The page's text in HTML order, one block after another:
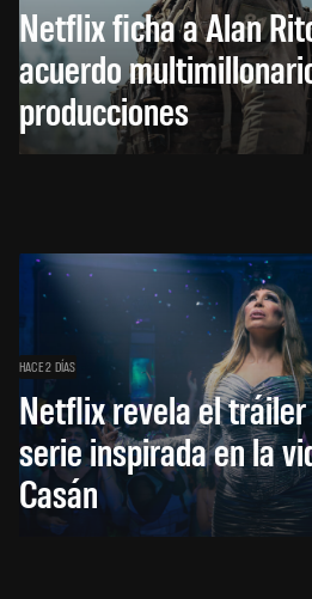
Netflix ficha a Alan
acuerdo
producciones
HACE 2 DÍAS
Netflix revela el
serie inspirada en la
Casán